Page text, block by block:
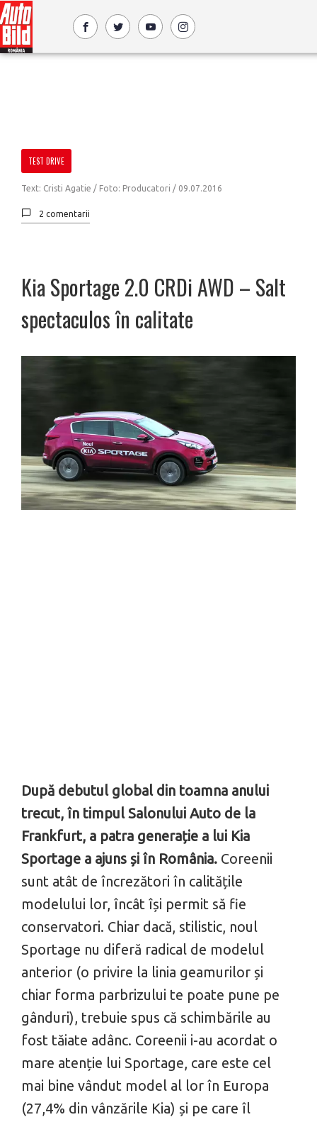
TEST DRIVE
Text: Cristi Agatie / Foto: Producatori / 09.07.2016
2 comentarii
Kia Sportage 2.0 CRDi AWD – Salt
spectaculos în calitate
După debutul global din toamna anului
trecut, în timpul Salonului Auto de la
Frankfurt, a patra generație a lui Kia
Sportage a ajuns și în România. Coreenii
sunt atât de încrezători în calitățile
modelului lor, încât își permit să fie
conservatori. Chiar dacă, stilistic, noul
Sportage nu diferă radical de modelul
anterior (o privire la linia geamurilor și
chiar forma parbrizului te poate pune pe
gânduri), trebuie spus că schimbările au
fost tăiate adânc. Coreenii i-au acordat o
mare atenție lui Sportage, care este cel
mai bine vândut model al lor în Europa
(27,4% din vânzările Kia) și pe care îl